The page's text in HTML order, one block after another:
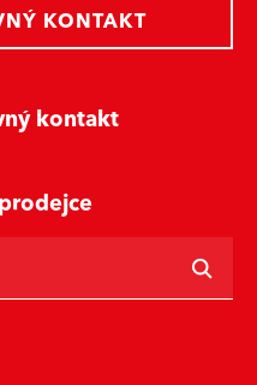
kontakt
KONTAKT